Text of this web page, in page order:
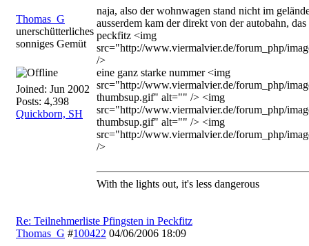
Thomas_G
unerschütterliches
sonniges Gemüt
Joined: Jun 2002
Posts: 4,398
Quickborn, SH
naja, also der wohnwagen stand nicht im
ausserdem kam der direkt von der autobahn,
peckfitz <img
src="http://www.viermalvier.de/forum_php/
/>
eine ganz starke nummer <img
src="http://www.viermalvier.de/forum_php/
thumbsup.gif" alt="" /> <img
src="http://www.viermalvier.de/forum_php/
thumbsup.gif" alt="" /> <img
src="http://www.viermalvier.de/forum_php/
/>
With the lights out, it's less dangerous
Re: Teilnehmerliste Pfingsten in Peckfitz
Thomas_G #100422 04/06/2006 18:09